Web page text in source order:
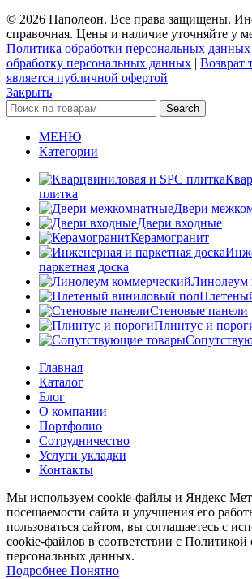
© 2026 Наполеон. Все права защищены.
справочная. Цены и наличие уточняйте у
Политика обработки персональных данных
обработку персональных данных | Возврат
является публичной офертой
Закрыть
Search
МЕНЮ
Категории
плитка
Двери
Двери входные
Керамогранит
паркетная доска
Линолеум
Стеновые панели
Плинтус и
Главная
Каталог
Блог
О компании
Портфолио
Сотрудничество
Услуги укладки
Контакты
Мы используем cookie-файлы и Яндекс
посещаемости сайта и улучшения его
пользоваться сайтом, вы соглашаетесь с
cookie-файлов в соответствии с Политикой
персональных данных.
Подробнее Подробнее
Понятно